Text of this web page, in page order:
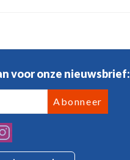
voor onze nieuwsbrief:
Abonneer